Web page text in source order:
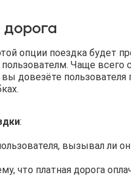
дорога
опции поездка будет
пользователм. Чаще всего
довезёте
:
вызывал ли
что платная дорога